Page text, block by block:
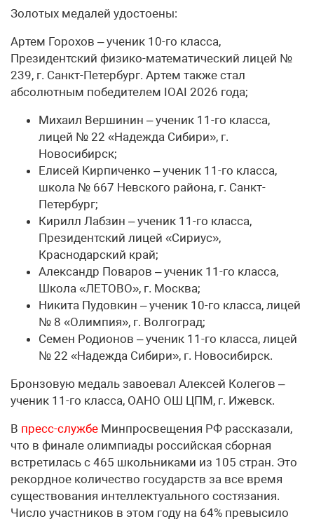
Золотых медалей удостоены:
Артем Горохов – ученик 10-го класса,
Президентский физико-математический лицей №
239, г. Санкт-Петербург. Артем также стал
абсолютным победителем IOAI 2026 года;
Михаил Вершинин – ученик 11-го класса,
лицей № 22 «Надежда Сибири», г.
Новосибирск;
Елисей Кирпиченко – ученик 11-го класса,
школа № 667 Невского района, г. Санкт-
Петербург;
Кирилл Лабзин – ученик 11-го класса,
Президентский лицей «Сириус»,
Краснодарский край;
Александр Поваров – ученик 11-го класса,
Школа «ЛЕТОВО», г. Москва;
Никита Пудовкин – ученик 10-го класса, лицей
№ 8 «Олимпия», г. Волгоград;
Семен Родионов – ученик 11-го класса, лицей
№ 22 «Надежда Сибири», г. Новосибирск.
Бронзовую медаль завоевал Алексей Колегов –
ученик 11-го класса, ОАНО ОШ ЦПМ, г. Ижевск.
В пресс-службе Минпросвещения РФ рассказали,
что в финале олимпиады российская сборная
встретилась с 465 школьниками из 105 стран. Это
рекордное количество государств за все время
существования интеллектуального состязания.
Число участников в этом году на 64% превысило